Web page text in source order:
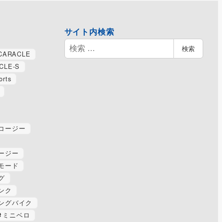
S
ージー
ジー
ード
ク
グバイク
ミニベロ
サイト内検索
検
索
検索